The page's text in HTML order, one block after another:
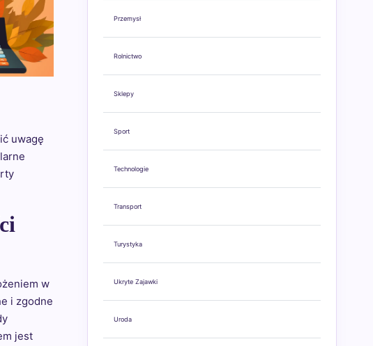
uwagę
w
i zgodne
jest
Przemysł
Rolnictwo
Sklepy
Sport
Technologie
Transport
Turystyka
Ukryte Zajawki
Uroda